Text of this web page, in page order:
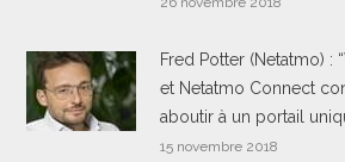
Fred Potter (Netatmo) :
et Netatmo Connect
aboutir à un portail
15 novembre 2018